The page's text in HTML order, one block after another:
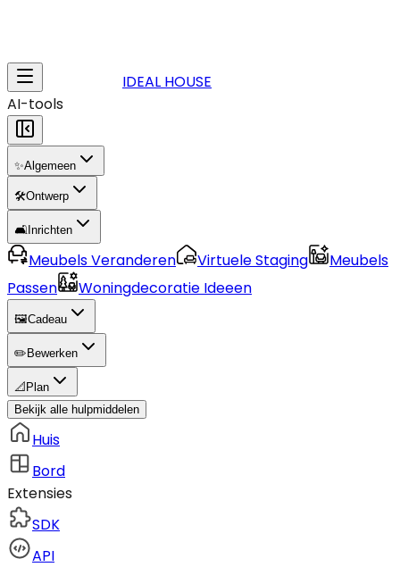
IDEAL HOUSE
AI-tools
✨Algemeen
🛠️Ontwerp
🛋️ Inrichten
Meubels Veranderen Virtuele Staging
Meubels
Passen
Woningdecoratie Ideeen
🖼️Cadeau
✏️ Bewerken
📐 Plan
Bekijk alle hulpmiddelen
Huis
Bord
Extensies
SDK
API